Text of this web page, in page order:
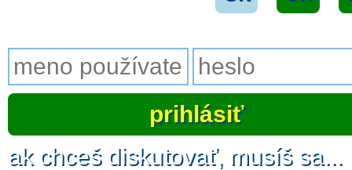
ak chceš diskutovať, musíš sa...